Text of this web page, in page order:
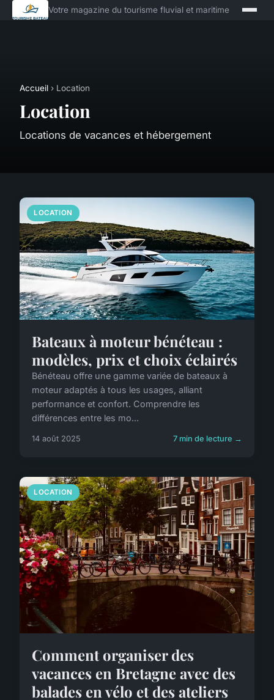
Votre magazine du tourisme fluvial et maritime
Accueil › Location
Location
Locations de vacances et hébergement
LOCATION
Bateaux à moteur bénéteau :
modèles, prix et choix éclairés
Bénéteau offre une gamme variée de bateaux à
moteur adaptés à tous les usages, alliant
performance et confort. Comprendre les
différences entre les mo...
14 août 2025 7 min de lecture →
LOCATION
Comment organiser des
vacances en Bretagne avec des
balades en vélo et des ateliers